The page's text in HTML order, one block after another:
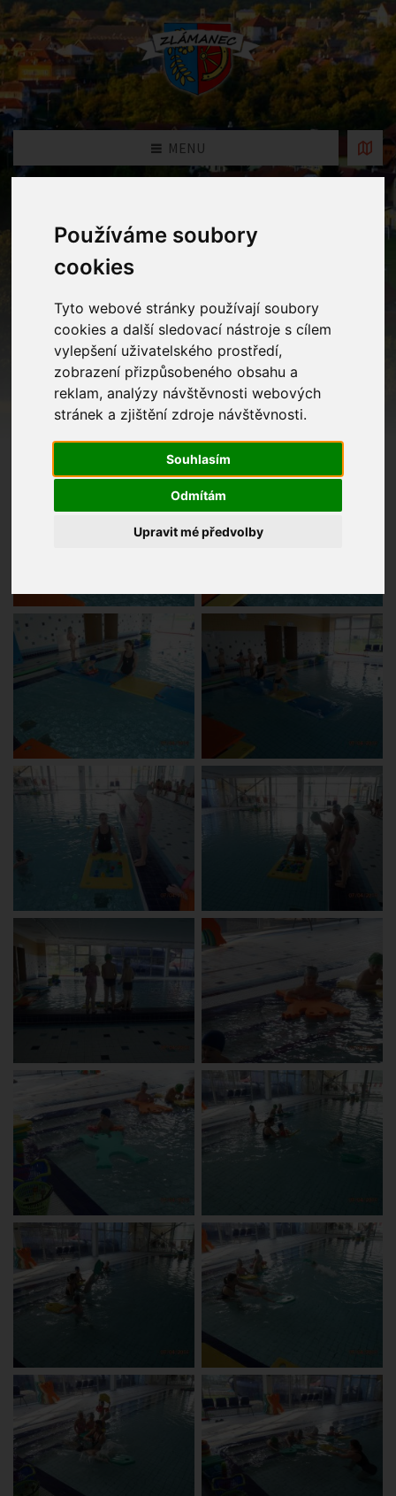
Používáme soubory
cookies
Tyto webové stránky používají soubory
cookies a další sledovací nástroje s cílem
vylepšení uživatelského prostředí,
zobrazení přizpůsobeného obsahu a
reklam, analýzy návštěvnosti webových
stránek a zjištění zdroje návštěvnosti.
Souhlasím
Odmítám
Upravit mé předvolby
MENU
Fotogalerie
Home Fotogalerie